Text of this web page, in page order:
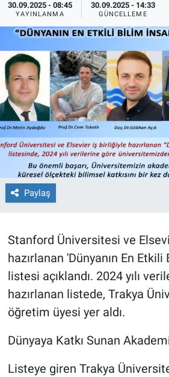
30.09.2025 - 08:45
YAYINLANMA
30.09.2025 - 14:33
GÜNCELLEME
Paylaş
Stanford Üniversitesi ve
hazırlanan 'Dünyanın En Etkili
listesi açıklandı. 2024 yılı
hazırlanan listede, Trakya
öğretim üyesi yer aldı.
Dünyaya Katkı Sunan
Listeye giren Trakya
Dünya
İlçeler
MAGAZİN
Bilim, Teknoloji
ASAYİŞ
HABERDE İNSAN
EĞİTİM
BİLİM VE TEKNOLOJİ